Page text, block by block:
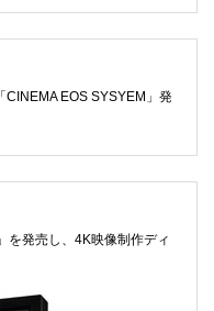
EOS SYSYEM」発
を発売し、4K映像制作ディ